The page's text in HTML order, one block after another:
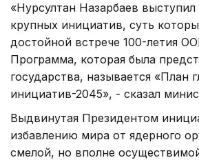
«Нурсултан Назарбаев
крупных инициатив, суть
достойной встрече 100-летия
Программа, которая была
государства, называется «План
инициатив-2045», - сказал
Выдвинутая Президентом
избавлению мира от ядерного
смелой, но вполне